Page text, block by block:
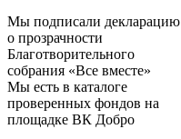
Мы подписали декларацию
о прозрачности
Благотворительного
собрания «Все вместе»
Мы есть в каталоге
проверенных фондов на
площадке ВК Добро